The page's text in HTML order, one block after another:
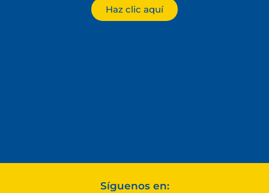
Haz clic aquí
Síguenos en: